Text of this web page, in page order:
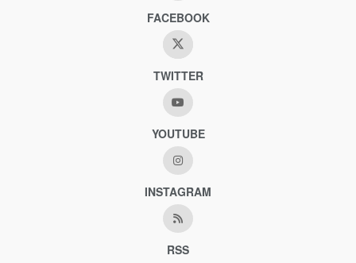
FACEBOOK
TWITTER
YOUTUBE
INSTAGRAM
RSS